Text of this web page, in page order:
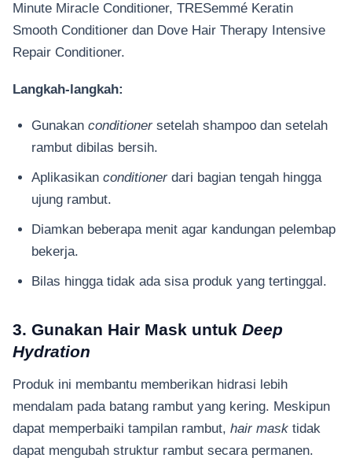
Minute Miracle Conditioner, TRESemmé Keratin
Smooth Conditioner dan Dove Hair Therapy Intensive
Repair Conditioner.
Langkah-langkah:
Gunakan conditioner setelah shampoo dan setelah
rambut dibilas bersih.
Aplikasikan conditioner dari bagian tengah hingga
ujung rambut.
Diamkan beberapa menit agar kandungan pelembap
bekerja.
Bilas hingga tidak ada sisa produk yang tertinggal.
3. Gunakan Hair Mask untuk Deep
Hydration
Produk ini membantu memberikan hidrasi lebih
mendalam pada batang rambut yang kering. Meskipun
dapat memperbaiki tampilan rambut, hair mask tidak
dapat mengubah struktur rambut secara permanen.